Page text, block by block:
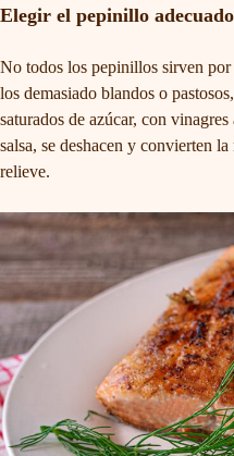
Elegir el pepinillo adecuado
No todos los pepinillos sirven
los demasiado blandos o
saturados de azúcar, con
salsa, se deshacen y convierten
relieve.